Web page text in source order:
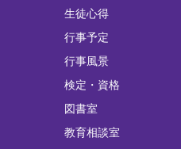
生徒心得
行事予定
行事風景
検定・資格
図書室
教育相談室